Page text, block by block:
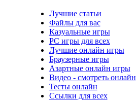
Лучшие статьи
Файлы для вас
Казуальные игры
PC игры для всех
Лучшие онлайн игры
Браузерные игры
Азартные онлайн игры
Видео - смотреть онлайн
Тесты онлайн
Ссылки для всех